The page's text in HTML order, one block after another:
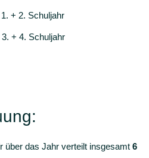
+ 2. Schuljahr
+ 4. Schuljahr
über das Jahr verteilt insgesamt 6